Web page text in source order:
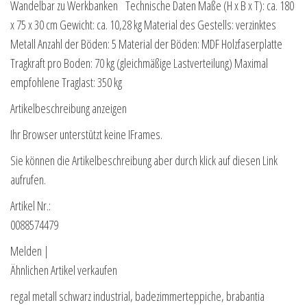
Wandelbar zu Werkbanken Technische Daten Maße (H x B x T): ca. 180
x 75 x 30 cm Gewicht: ca. 10,28 kg Material des Gestells: verzinktes
Metall Anzahl der Böden: 5 Material der Böden: MDF Holzfaserplatte
Tragkraft pro Boden: 70 kg (gleichmäßige Lastverteilung) Maximal
empfohlene Traglast: 350 kg
Artikelbeschreibung anzeigen
Ihr Browser unterstützt keine IFrames.
Sie können die Artikelbeschreibung aber durch klick auf diesen Link
aufrufen.
Artikel Nr.:
0088574479
Melden |
Ähnlichen Artikel verkaufen
regal metall schwarz industrial, badezimmerteppiche, brabantia